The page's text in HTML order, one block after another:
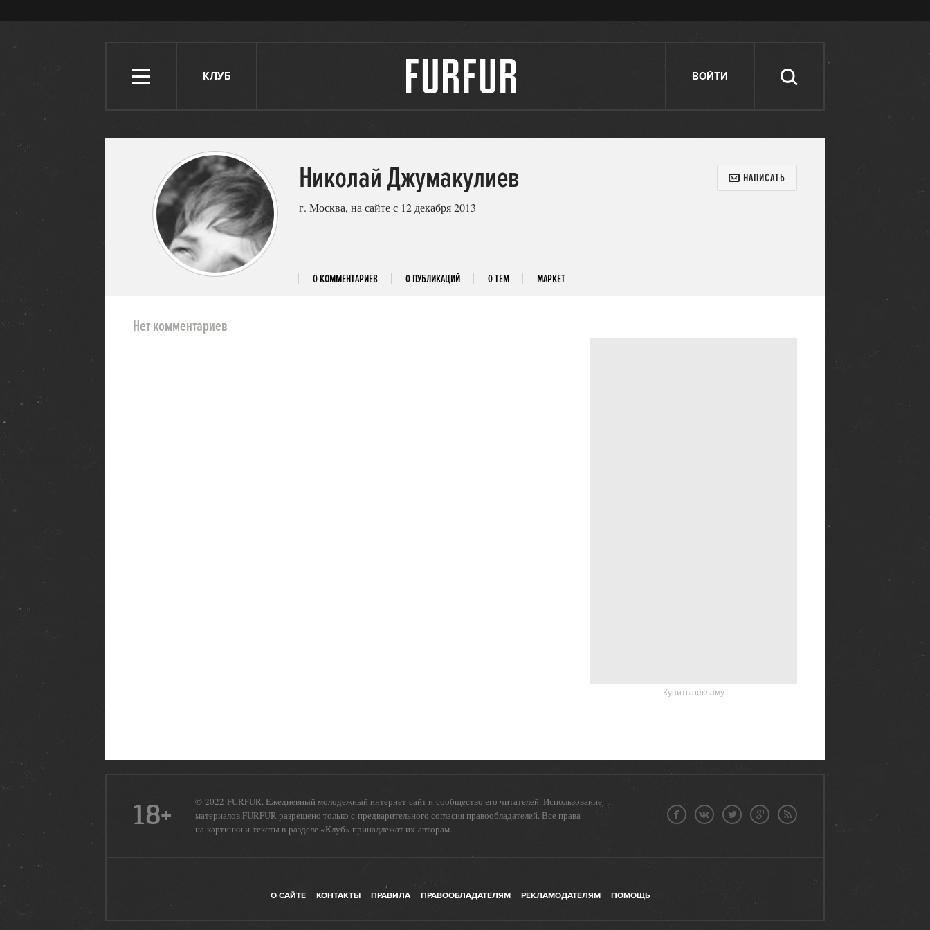
КЛУБ ВОЙТИ
Николай Джумакулиев
г. Москва, на сайте с 12 декабря 2013
НАПИСАТЬ
0 КОММЕНТАРИЕВ 0 ПУБЛИКАЦИЙ 0 ТЕМ МАРКЕТ
Нет комментариев
Купить рекламу
18+
© 2022 FURFUR. Ежедневный молодежный интернет-сайт и сообщество его читателей. Использование
материалов FURFUR разрешено только с предварительного согласия правообладателей. Все права
на картинки и тексты в разделе «Клуб» принадлежат их авторам.
О САЙТЕ КОНТАКТЫ ПРАВИЛА ПРАВООБЛАДАТЕЛЯМ РЕКЛАМОДАТЕЛЯМ ПОМОЩЬ